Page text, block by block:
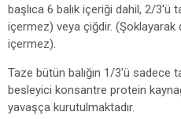
başlıca 6 balık içeriği dahil, 2/
içermez) veya çiğdir.
içermez).
Taze bütün balığın 1/3'ü sadece
besleyici konsantre protein
yavaşça kurutulmaktadır.